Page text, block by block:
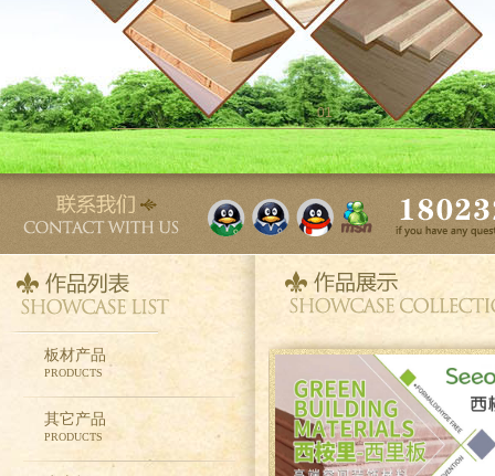
01
板材产品
PRODUCTS
其它产品
PRODUCTS